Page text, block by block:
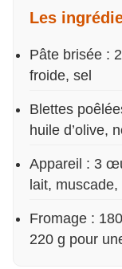
Les
Pâte brisée :
froide, sel
Blettes
huile d’olive,
Appareil : 3
lait,
Fromage :
220 g pour